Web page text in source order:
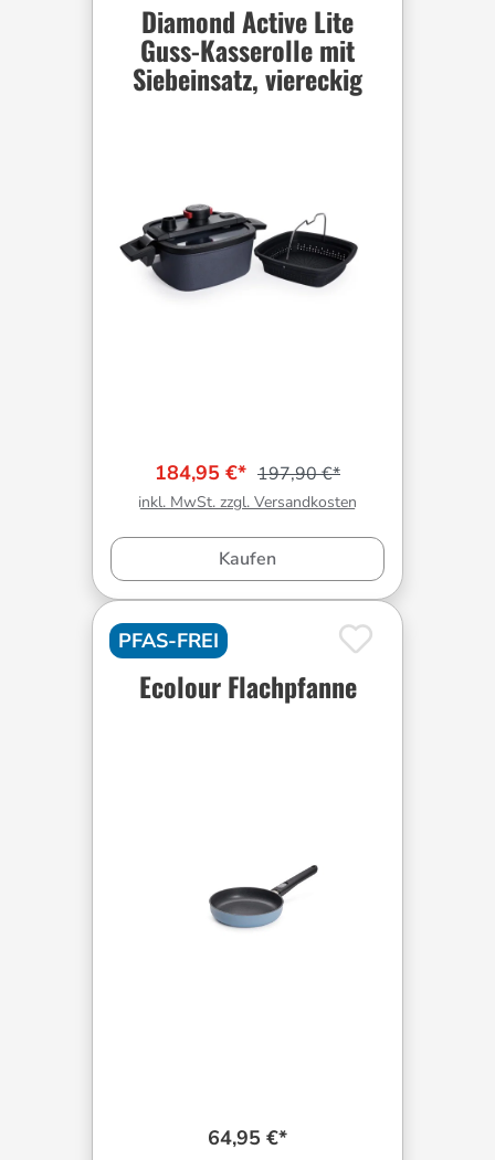
Diamond Active Lite
Guss-Kasserolle mit
Siebeinsatz, viereckig
184,95 €* 197,90 €*
inkl. MwSt. zzgl. Versandkosten
Kaufen
PFAS-FREI
Ecolour Flachpfanne
64,95 €*